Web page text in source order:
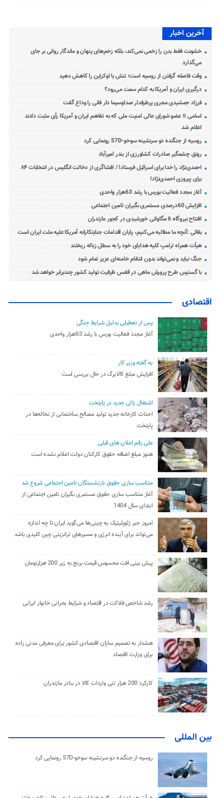
آخرین اخبار
خشونت فقط بدن را زخمی نمی‌کند، بلکه زخم‌های پنهان و ماندگار روانی بر جای
می‌گذارد
وقت فاصله گرفتن از روسیه است؛ تنش با اوکراین را کاهش دهید
درگیری ایران و آمریکا به کدام سمت می‌رود؟
فرزاد جمشیدی مجری پرطرفدار صداوسیما دار فانی را وداع گفت
اسامی ۱۱ عضو شورای عالی امنیت ملی که به تفاهم ایران و آمریکا رأی مثبت دادند
اعلام شد
روسیه از جنگنده دو سرنشینه سوخو-57D رونمایی کرد
رونق چشمگیر صادرات کشاورزی از بندر امیرآباد
احمدی‌نژاد را خدا برای اسرائیل فرستاد! / افشاگری از دخالت انگلیس در انتخابات ۸۴
برای پیروزی احمدی‌نژاد!
آغاز مجدد فعالیت بورس با رشد 63هزار واحدی
افزایش 60درصدی مستمری بگیران تامین اجتماعی
افتتاح نیروگاه 6 مگاواتی خورشیدی در کجور مازندران
بقائی :آنچه ما مطالبه می‌کنیم، پایان اقدامات جنایتکارانه آمریکا علیه ملت ایران است
هیأت همراه ترامپ کلیه هدایای خود را به سطل زباله ریختند
جنگ نباید و نمی‌تواند بدون انتقام خامنه‌ای عزیز تمام شود
با گسترس طرح پرورش ماهی در قفس ظرفیت تولید کشور چندبرابر خواهد شد
اقتصادی
پس از تعطیلی بدلیل شرایط جنگی
آغاز مجدد فعالیت بورس با رشد 63هزار واحدی
به گفته وزیر کار
افزایش مبلغ کالابرگ در حال بررسی است
اشتغال زائی جدید در پایتخت
احداث کارخانه جدید تولید مصالح ساختمانی از نخاله‌ها در
پایتخت
علی رقم اعلان های قبلی
هنوز مبلغ اضافه حقوق کارکنان دولت اعلام نشده است
متناسب سازی حقوق بازنشستگان تامین اجتماعی شروع شد
آغاز متناسب سازی حقوق مستمری بگیران تامین اجتماعی از
ابتدای سال 1404
امروز جبر ژئوپلیتیک به چینی‌ها می‌گوید ایران تا چه اندازه
می‌تواند برای آینده انرژی و مسیرهای ترانزیتی چین کلیدی باشد
پیش بینی افت محسوس قیمت برنج به زیر 200 هزارتومان
رشد شاخص فلاکت در اقتصاد و شرایط بحرانی خانوار ایرانی
هشدار به تصمیم سازان اقتصادی کشور برای معرفی مدنی زاده
برای وزارت اقتصاد
کارکرد 200 هزار تنی واردات کالا در بنادر مازندران
بین المللی
روسیه از جنگنده دو سرنشینه سوخو-57D رونمایی کرد